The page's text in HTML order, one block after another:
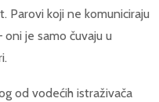
Parovi koji ne komuniciraju
je samo čuvaju u
od vodećih istraživača